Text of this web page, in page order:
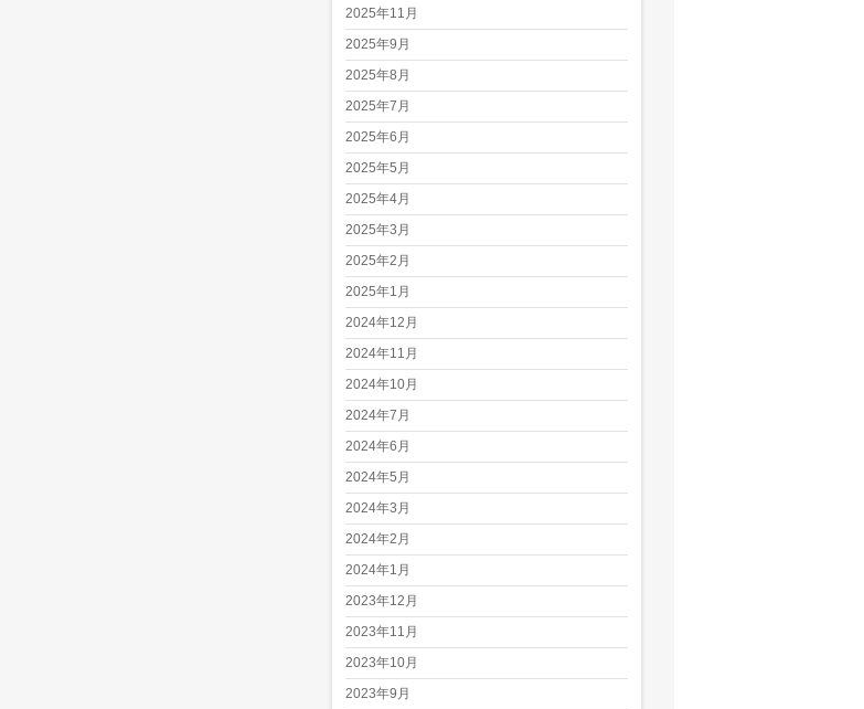
2025年11月
2025年9月
2025年8月
2025年7月
2025年6月
2025年5月
2025年4月
2025年3月
2025年2月
2025年1月
2024年12月
2024年11月
2024年10月
2024年7月
2024年6月
2024年5月
2024年3月
2024年2月
2024年1月
2023年12月
2023年11月
2023年10月
2023年9月